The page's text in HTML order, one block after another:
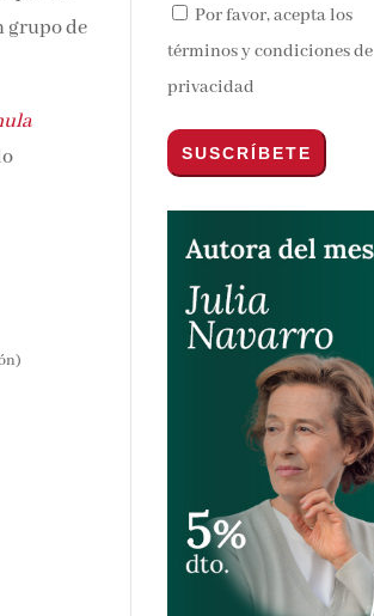
grupo de
)
Por favor, acepta los
términos y condiciones de
privacidad